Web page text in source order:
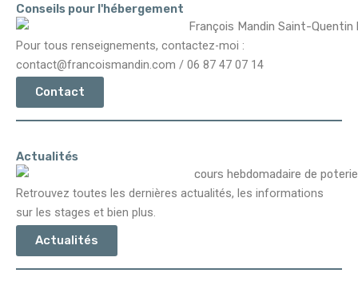
Conseils pour l'hébergement
Pour tous renseignements, contactez-moi :
contact@francoismandin.com / 06 87 47 07 14
Contact
Actualités
Retrouvez toutes les dernières actualités, les informations
sur les stages et bien plus.
Actualités